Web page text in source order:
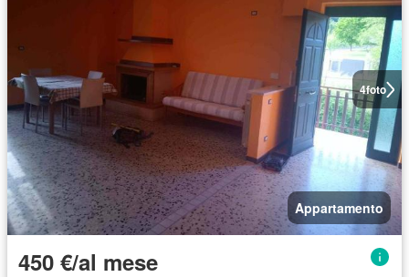
4foto
Appartamento
450 €/al mese